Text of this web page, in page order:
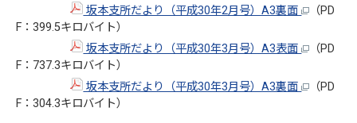
坂本支所だより（平成30年2月号）A3裏面
（PD
F：399.5キロバイト）
坂本支所だより（平成30年3月号）A3表面
（PD
F：737.3キロバイト）
坂本支所だより（平成30年3月号）A3裏面
（PD
F：304.3キロバイト）